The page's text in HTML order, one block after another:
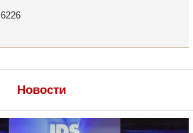
6226
Новости